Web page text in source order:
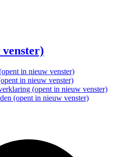
in nieuw venster)
in nieuw venster)
(opent in nieuw venster)
(opent in nieuw venster)